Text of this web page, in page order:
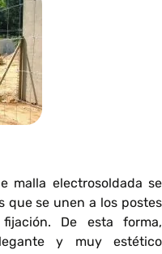
malla electrosoldada se
que se unen a los postes
De esta forma,
y muy estético